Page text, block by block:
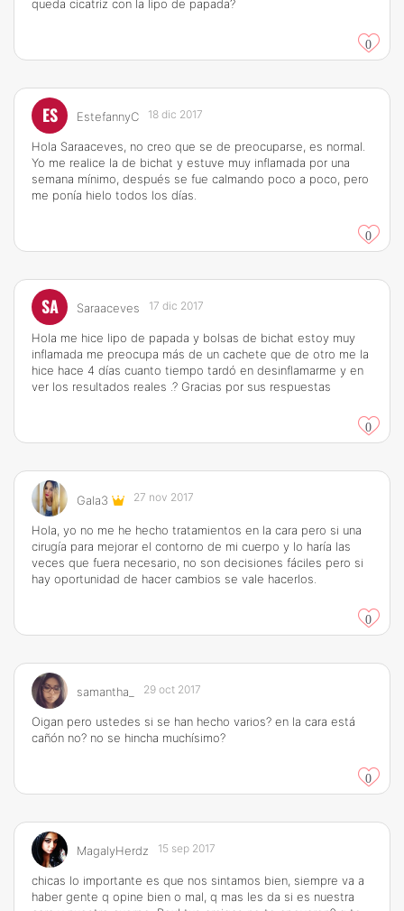
queda cicatriz con la lipo de papada?
0
ES EstefannyC 18 dic 2017
Hola Saraaceves, no creo que se de preocuparse, es normal.
Yo me realice la de bichat y estuve muy inflamada por una
semana mínimo, después se fue calmando poco a poco, pero
me ponía hielo todos los días.
0
SA Saraaceves 17 dic 2017
Hola me hice lipo de papada y bolsas de bichat estoy muy
inflamada me preocupa más de un cachete que de otro me la
hice hace 4 días cuanto tiempo tardó en desinflamarme y en
ver los resultados reales .? Gracias por sus respuestas
0
Gala3 27 nov 2017
Hola, yo no me he hecho tratamientos en la cara pero si una
cirugía para mejorar el contorno de mi cuerpo y lo haría las
veces que fuera necesario, no son decisiones fáciles pero si
hay oportunidad de hacer cambios se vale hacerlos.
0
samantha_ 29 oct 2017
Oigan pero ustedes si se han hecho varios? en la cara está
cañón no? no se hincha muchísimo?
0
MagalyHerdz 15 sep 2017
chicas lo importante es que nos sintamos bien, siempre va a
haber gente q opine bien o mal, q mas les da si es nuestra